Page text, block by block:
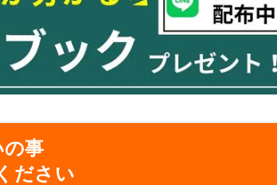
事
ださい